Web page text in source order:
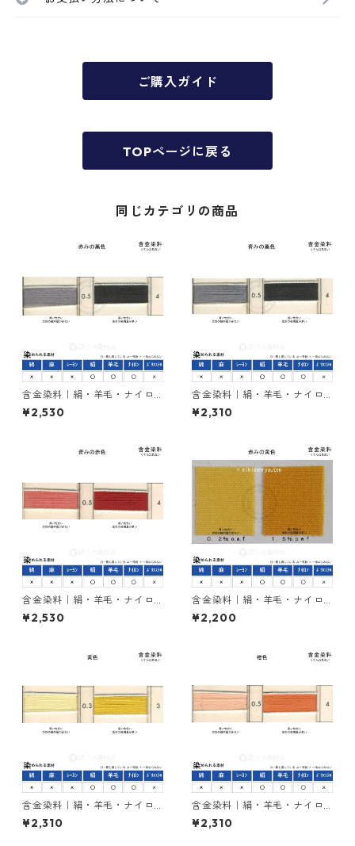
ご購入ガイド
TOPページに戻る
同じカテゴリの商品
含金染料｜絹・羊毛・ナイロ
ンを染める｜50g｜カヤカラ
ンブラック２RL（赤みの黒
¥2,530
含金染料｜絹・羊毛・ナイロ
ンを染める｜50g｜イレミア
ブラックBG（青みの黒色）
¥2,310
含金染料｜絹・羊毛・ナイロ
ンを染める｜50g｜カヤカラ
ンレットGLW（赤色）
¥2,530
含金染料｜絹・羊毛・ナイロ
ンを染める｜50g｜アシッド
メタルエロー2R（赤みの黄
¥2,200
含金染料｜絹・羊毛・ナイロ
ンを染める｜50g｜ラニール
エローGX（黄色）
¥2,310
含金染料｜絹・羊毛・ナイロ
ンを染める｜50g｜ラニール
オレンヂＲ（橙色）
¥2,310